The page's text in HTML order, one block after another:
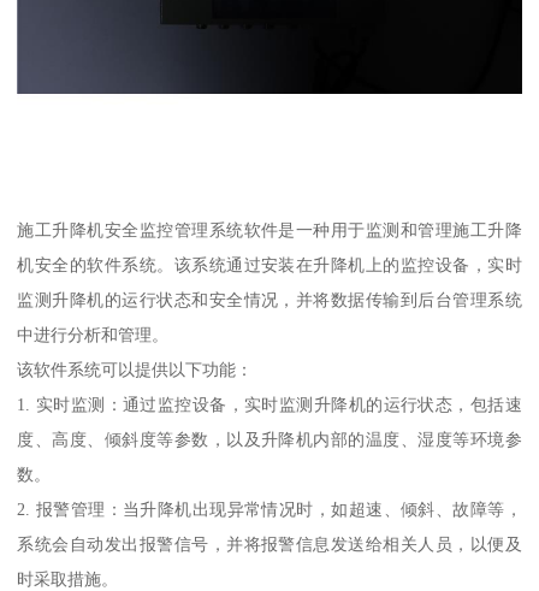
施工升降机安全监控管理系统软件是一种用于监测和管理施工升降
机安全的软件系统。该系统通过安装在升降机上的监控设备，实时
监测升降机的运行状态和安全情况，并将数据传输到后台管理系统
中进行分析和管理。
该软件系统可以提供以下功能：
1. 实时监测：通过监控设备，实时监测升降机的运行状态，包括速
度、高度、倾斜度等参数，以及升降机内部的温度、湿度等环境参
数。
2. 报警管理：当升降机出现异常情况时，如超速、倾斜、故障等，
系统会自动发出报警信号，并将报警信息发送给相关人员，以便及
时采取措施。